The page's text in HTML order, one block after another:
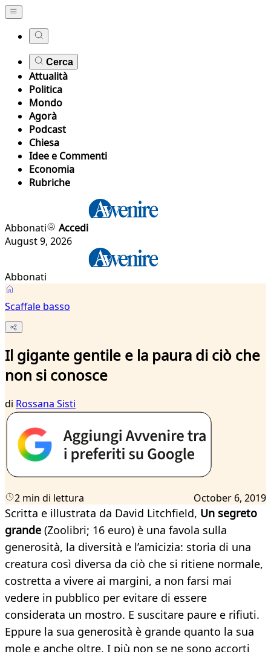
Cerca
Attualità
Politica
Mondo
Agorà
Podcast
Chiesa
Idee e Commenti
Economia
Rubriche
Abbonati
Accedi
August 9, 2026
Abbonati
Scaffale basso
Il gigante gentile e la paura di ciò che
non si conosce
di Rossana Sisti
2 min di lettura October 6, 2019
Scritta e illustrata da David Litchfield, Un segreto
grande (Zoolibri; 16 euro) è una favola sulla
generosità, la diversità e l’amicizia: storia di una
creatura così diversa da ciò che si ritiene normale,
costretta a vivere ai margini, a non farsi mai
vedere in pubblico per evitare di essere
considerata un mostro. E suscitare paure e rifiuti.
Eppure la sua generosità è grande quanto la sua
mole e anche oltre. I più non se ne sono accorti